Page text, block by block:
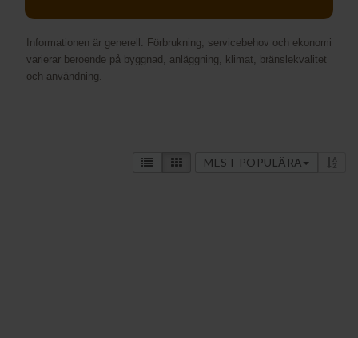
Informationen är generell. Förbrukning, servicebehov och ekonomi
varierar beroende på byggnad, anläggning, klimat, bränslekvalitet
och användning.
MEST POPULÄRA